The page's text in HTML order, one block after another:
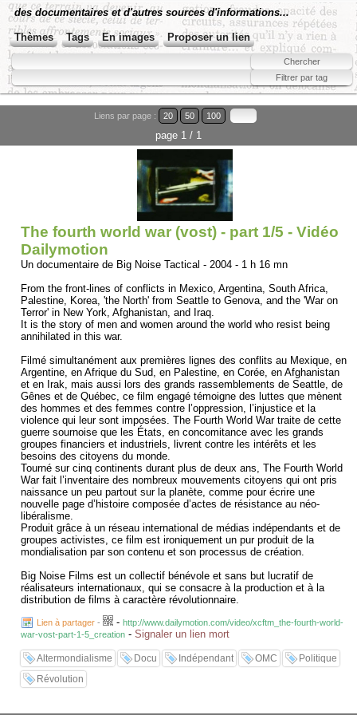
des documentaires et d'autres sources d'informations...
Thèmes Tags En images Proposer un lien
Liens par page : 20 50 100
page 1 / 1
The fourth world war (vost) - part 1/5 - Vidéo
Dailymotion
Un documentaire de Big Noise Tactical - 2004 - 1 h 16 mn
From the front-lines of conflicts in Mexico, Argentina, South Africa,
Palestine, Korea, 'the North' from Seattle to Genova, and the 'War on
Terror' in New York, Afghanistan, and Iraq.
It is the story of men and women around the world who resist being
annihilated in this war.
Filmé simultanément aux premières lignes des conflits au Mexique, en
Argentine, en Afrique du Sud, en Palestine, en Corée, en Afghanistan
et en Irak, mais aussi lors des grands rassemblements de Seattle, de
Gênes et de Québec, ce film engagé témoigne des luttes que mènent
des hommes et des femmes contre l’oppression, l’injustice et la
violence qui leur sont imposées. The Fourth World War traite de cette
guerre sournoise que les États, en concomitance avec les grands
groupes financiers et industriels, livrent contre les intérêts et les
besoins des citoyens du monde.
Tourné sur cinq continents durant plus de deux ans, The Fourth World
War fait l’inventaire des nombreux mouvements citoyens qui ont pris
naissance un peu partout sur la planète, comme pour écrire une
nouvelle page d’histoire composée d’actes de résistance au néo-
libéralisme.
Produit grâce à un réseau international de médias indépendants et de
groupes activistes, ce film est ironiquement un pur produit de la
mondialisation par son contenu et son processus de création.
Big Noise Films est un collectif bénévole et sans but lucratif de
réalisateurs internationaux, qui se consacre à la production et à la
distribution de films à caractère révolutionnaire.
Lien à partager - - http://www.dailymotion.com/video/xcftm_the-fourth-world-
war-vost-part-1-5_creation - Signaler un lien mort
Altermondialisme Docu Indépendant OMC
Politique
Révolution